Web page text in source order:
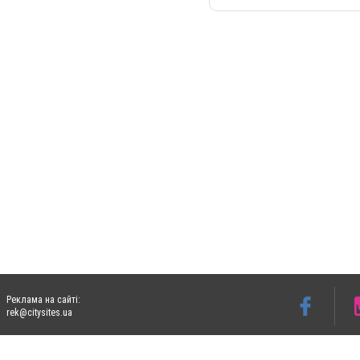
Реклама на сайті:
rek@citysites.ua